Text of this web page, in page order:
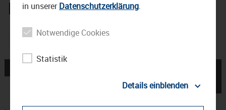
Robert Pötzsch
Waldkraiburg →
in unsererDatenschutzerklärung.
Notwendige Cookies
Statistik
Details einblenden